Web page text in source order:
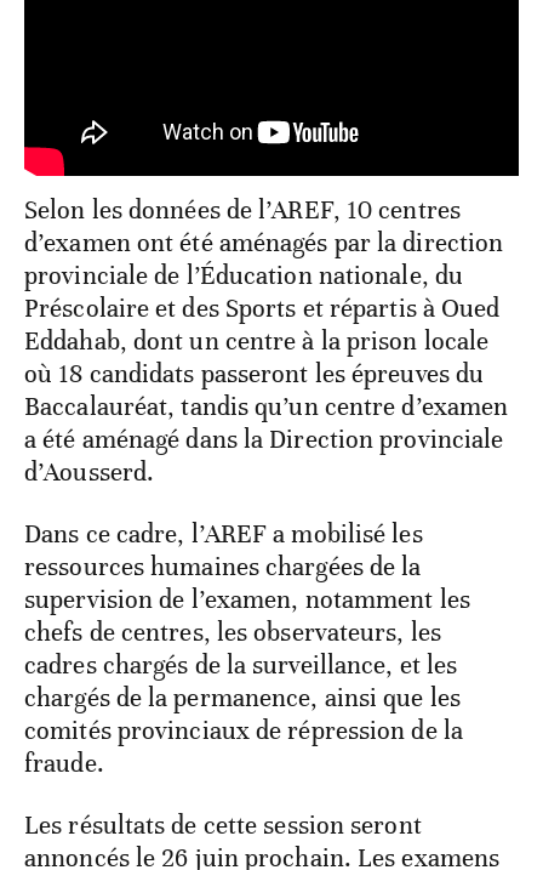
Selon les données de l’AREF, 10 centres
d’examen ont été aménagés par la direction
provinciale de l’Éducation nationale, du
Préscolaire et des Sports et répartis à Oued
Eddahab, dont un centre à la prison locale
où 18 candidats passeront les épreuves du
Baccalauréat, tandis qu’un centre d’examen
a été aménagé dans la Direction provinciale
d’Aousserd.
Dans ce cadre, l’AREF a mobilisé les
ressources humaines chargées de la
supervision de l’examen, notamment les
chefs de centres, les observateurs, les
cadres chargés de la surveillance, et les
chargés de la permanence, ainsi que les
comités provinciaux de répression de la
fraude.
Les résultats de cette session seront
annoncés le 26 juin prochain. Les examens